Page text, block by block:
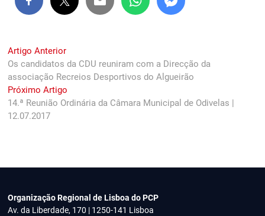
Navegação
de
artigos
Artigo AnteriorPrevious
post:
Os candidatos da CDU reuniram com a Direcção da
associação Recreios Desportivos do Algueirão
Próximo Artigo
post:
14.ª Reunião Ordinária da Câmara Municipal de Odivelas |
12.07.2017
Organização Regional de Lisboa do PCP
Av. da Liberdade, 170 | 1250-141 Lisboa